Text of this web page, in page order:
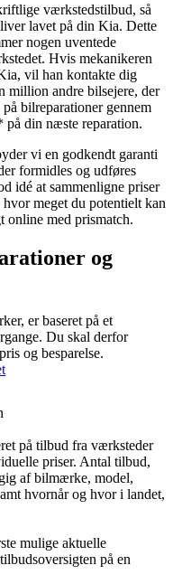
værkstedstilbud, så
lavet på din Kia. Dette
nogen uventede
Hvis mekanikeren
vil han kontakte dig
million andre bilsejere, der
bilreparationer gennem
på din næste reparation.
vi en godkendt garanti
formidles og udføres
idé at sammenligne priser
meget du potentielt kan
online med prismatch.
og
er baseret på et
Du skal derfor
og besparelse.
på tilbud fra værksteder
priser. Antal tilbud,
af bilmærke, model,
hvornår og hvor i landet,
mulige aktuelle
på en